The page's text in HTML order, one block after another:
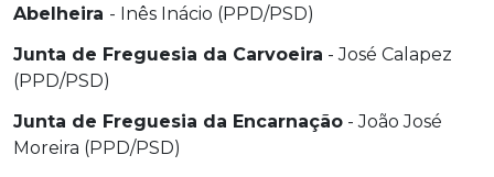
Abelheira - Inês Inácio (PPD/PSD)
Junta de Freguesia da Carvoeira - José Calapez
(PPD/PSD)
Junta de Freguesia da Encarnação - João José
Moreira (PPD/PSD)